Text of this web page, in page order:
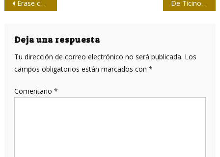
entradas
Érase cada vez la misma plaza De Ticino a La Habana: ruta solidaridad
Deja una respuesta
Tu dirección de correo electrónico no será publicada. Los
campos obligatorios están marcados con *
Comentario *